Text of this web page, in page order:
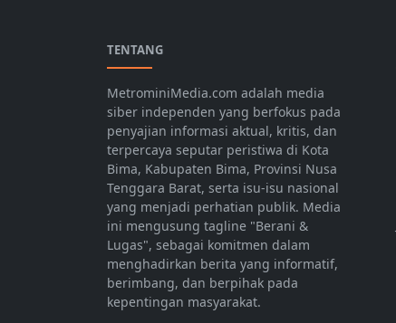
TENTANG
MetrominiMedia.com adalah media
siber independen yang berfokus pada
penyajian informasi aktual, kritis, dan
terpercaya seputar peristiwa di Kota
Bima, Kabupaten Bima, Provinsi Nusa
Tenggara Barat, serta isu-isu nasional
yang menjadi perhatian publik. Media
ini mengusung tagline "Berani &
Lugas", sebagai komitmen dalam
menghadirkan berita yang informatif,
berimbang, dan berpihak pada
kepentingan masyarakat.